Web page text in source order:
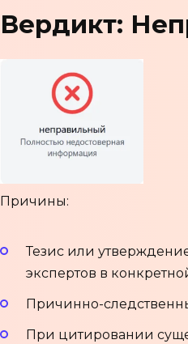
Вердикт:
Причины:
Тезис или
экспертов в
Причинно-
При цитировании